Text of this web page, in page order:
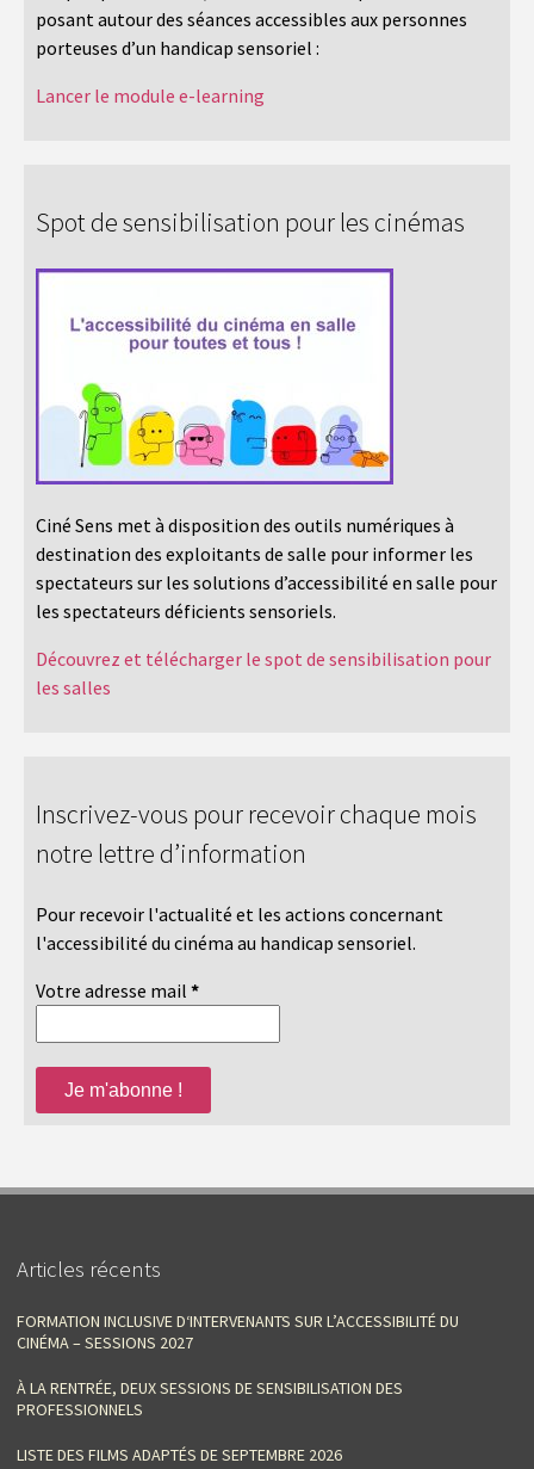
posant autour des séances accessibles aux personnes
porteuses d’un handicap sensoriel :
Lancer le module e-learning
Spot de sensibilisation pour les cinémas
Ciné Sens met à disposition des outils numériques à
destination des exploitants de salle pour informer les
spectateurs sur les solutions d’accessibilité en salle pour
les spectateurs déficients sensoriels.
Découvrez et télécharger le spot de sensibilisation pour
les salles
Inscrivez-vous pour recevoir chaque mois
notre lettre d’information
Pour recevoir l'actualité et les actions concernant
l'accessibilité du cinéma au handicap sensoriel.
Votre adresse mail *
Articles récents
FORMATION INCLUSIVE D‘INTERVENANTS SUR L’ACCESSIBILITÉ DU
CINÉMA – SESSIONS 2027
À LA RENTRÉE, DEUX SESSIONS DE SENSIBILISATION DES
PROFESSIONNELS
LISTE DES FILMS ADAPTÉS DE SEPTEMBRE 2026